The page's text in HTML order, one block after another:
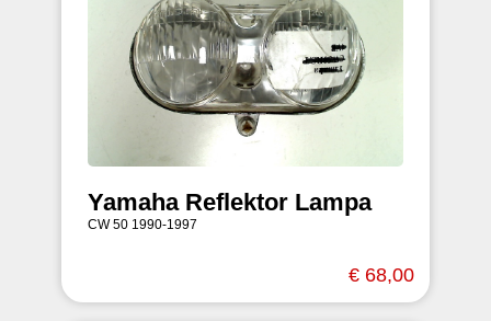
Yamaha Reflektor Lampa
CW 50 1990-1997
€ 68,00